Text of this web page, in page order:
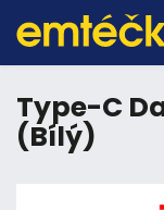
Type-C
(Bílý)